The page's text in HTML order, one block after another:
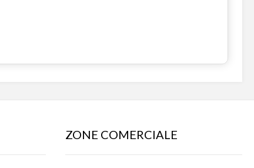
ZONE COMERCIALE